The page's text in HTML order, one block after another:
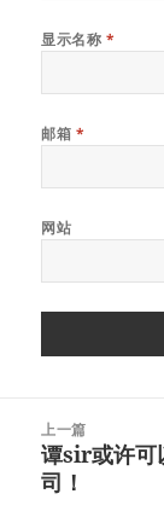
显示名称 *
邮箱 *
网站
上一篇
上
篇
谭sir或许可
司！